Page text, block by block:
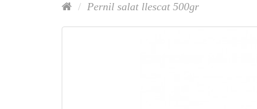
Pernil salat llescat 500gr